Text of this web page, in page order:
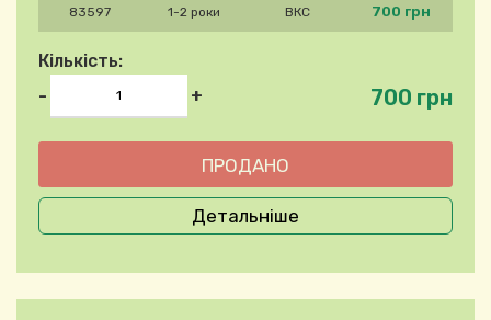
83597 1-2 роки ВКС 700 грн
Кількість:
-
+ 700 грн
Детальніше